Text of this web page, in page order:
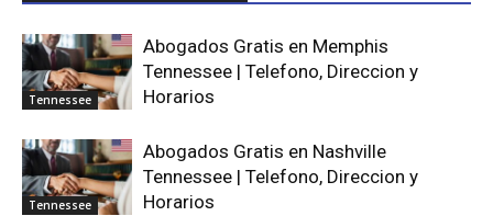
Tennessee
Abogados Gratis en Memphis
Tennessee | Telefono, Direccion y
Horarios
Tennessee
Abogados Gratis en Nashville
Tennessee | Telefono, Direccion y
Horarios